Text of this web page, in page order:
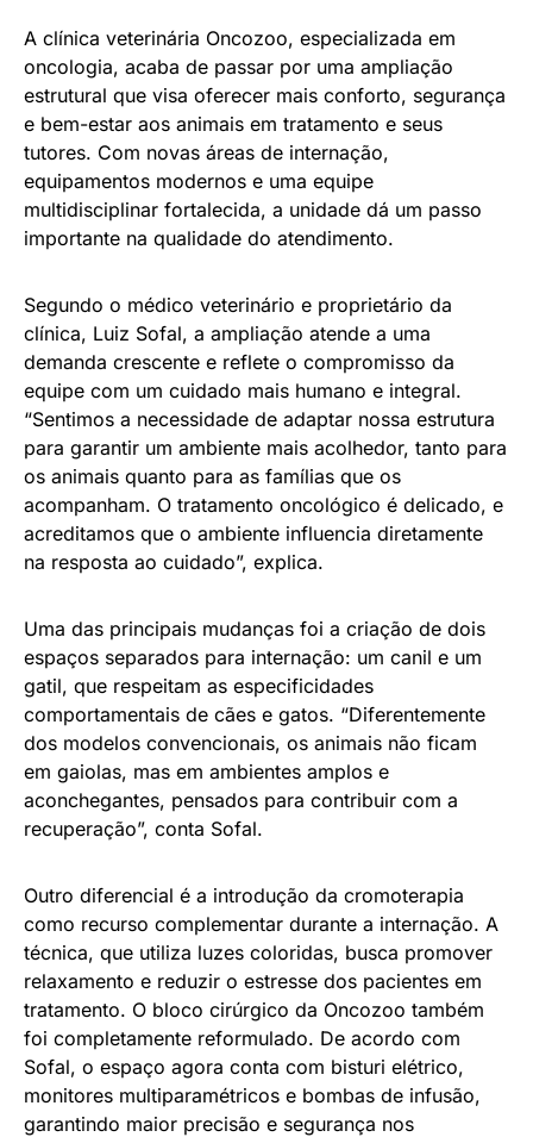
A clínica veterinária Oncozoo, especializada em
oncologia, acaba de passar por uma ampliação
estrutural que visa oferecer mais conforto, segurança
e bem-estar aos animais em tratamento e seus
tutores. Com novas áreas de internação,
equipamentos modernos e uma equipe
multidisciplinar fortalecida, a unidade dá um passo
importante na qualidade do atendimento.
Segundo o médico veterinário e proprietário da
clínica, Luiz Sofal, a ampliação atende a uma
demanda crescente e reflete o compromisso da
equipe com um cuidado mais humano e integral.
“Sentimos a necessidade de adaptar nossa estrutura
para garantir um ambiente mais acolhedor, tanto para
os animais quanto para as famílias que os
acompanham. O tratamento oncológico é delicado, e
acreditamos que o ambiente influencia diretamente
na resposta ao cuidado”, explica.
Uma das principais mudanças foi a criação de dois
espaços separados para internação: um canil e um
gatil, que respeitam as especificidades
comportamentais de cães e gatos. “Diferentemente
dos modelos convencionais, os animais não ficam
em gaiolas, mas em ambientes amplos e
aconchegantes, pensados para contribuir com a
recuperação”, conta Sofal.
Outro diferencial é a introdução da cromoterapia
como recurso complementar durante a internação. A
técnica, que utiliza luzes coloridas, busca promover
relaxamento e reduzir o estresse dos pacientes em
tratamento. O bloco cirúrgico da Oncozoo também
foi completamente reformulado. De acordo com
Sofal, o espaço agora conta com bisturi elétrico,
monitores multiparamétricos e bombas de infusão,
garantindo maior precisão e segurança nos